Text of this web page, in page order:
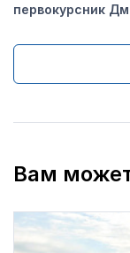
первокурсник
Вам